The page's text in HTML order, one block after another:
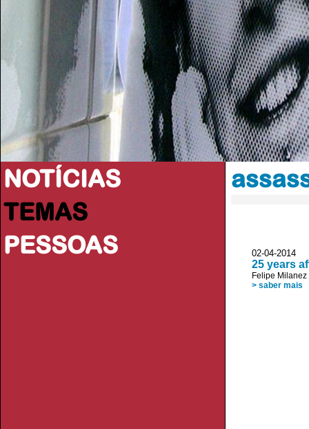
NOTÍCIAS
TEMAS
PESSOAS
02-04-2014
25 years
Felipe Milanez
> saber mais